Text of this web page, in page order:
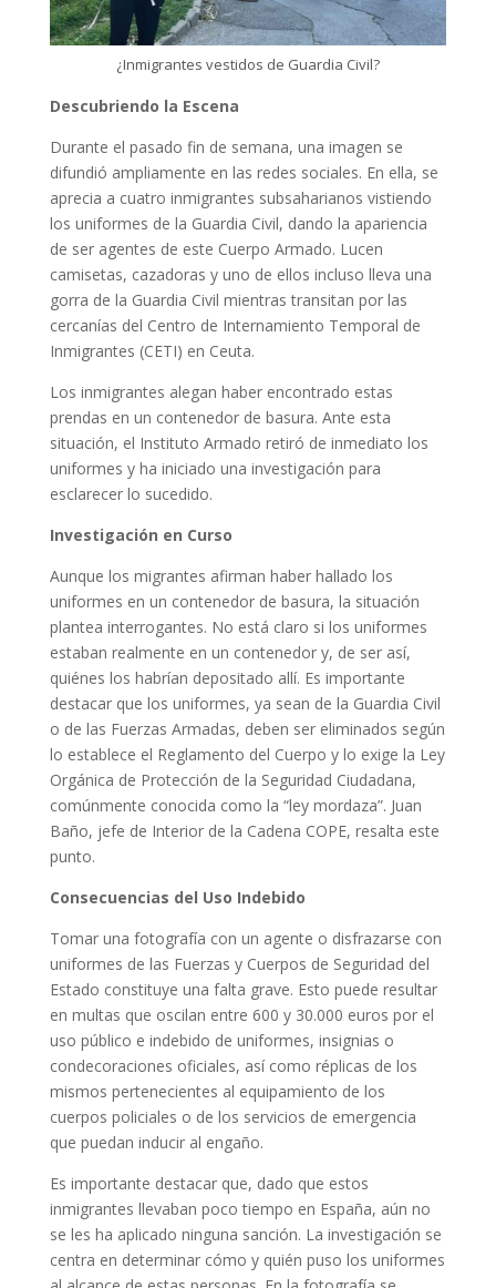
¿Inmigrantes vestidos de Guardia Civil?
Descubriendo la Escena
Durante el pasado fin de semana, una imagen se
difundió ampliamente en las redes sociales. En ella, se
aprecia a cuatro inmigrantes subsaharianos vistiendo
los uniformes de la Guardia Civil, dando la apariencia
de ser agentes de este Cuerpo Armado. Lucen
camisetas, cazadoras y uno de ellos incluso lleva una
gorra de la Guardia Civil mientras transitan por las
cercanías del Centro de Internamiento Temporal de
Inmigrantes (CETI) en Ceuta.
Los inmigrantes alegan haber encontrado estas
prendas en un contenedor de basura. Ante esta
situación, el Instituto Armado retiró de inmediato los
uniformes y ha iniciado una investigación para
esclarecer lo sucedido.
Investigación en Curso
Aunque los migrantes afirman haber hallado los
uniformes en un contenedor de basura, la situación
plantea interrogantes. No está claro si los uniformes
estaban realmente en un contenedor y, de ser así,
quiénes los habrían depositado allí. Es importante
destacar que los uniformes, ya sean de la Guardia Civil
o de las Fuerzas Armadas, deben ser eliminados según
lo establece el Reglamento del Cuerpo y lo exige la Ley
Orgánica de Protección de la Seguridad Ciudadana,
comúnmente conocida como la “ley mordaza”. Juan
Baño, jefe de Interior de la Cadena COPE, resalta este
punto.
Consecuencias del Uso Indebido
Tomar una fotografía con un agente o disfrazarse con
uniformes de las Fuerzas y Cuerpos de Seguridad del
Estado constituye una falta grave. Esto puede resultar
en multas que oscilan entre 600 y 30.000 euros por el
uso público e indebido de uniformes, insignias o
condecoraciones oficiales, así como réplicas de los
mismos pertenecientes al equipamiento de los
cuerpos policiales o de los servicios de emergencia
que puedan inducir al engaño.
Es importante destacar que, dado que estos
inmigrantes llevaban poco tiempo en España, aún no
se les ha aplicado ninguna sanción. La investigación se
centra en determinar cómo y quién puso los uniformes